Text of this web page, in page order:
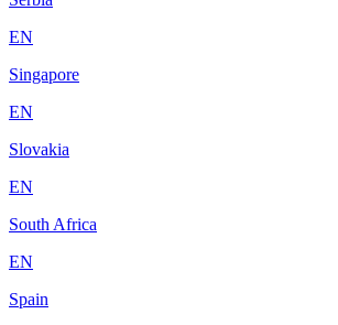
EN
Singapore
EN
Slovakia
EN
South Africa
EN
Spain